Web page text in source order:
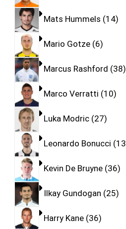
Mats Hummels 14
Mario Gotze 6
Marcus Rashford 38
Marco Verratti 10
Luka Modric 27
Leonardo Bonucci 13
Kevin De Bruyne 36
Ilkay Gundogan 25
Harry Kane 36